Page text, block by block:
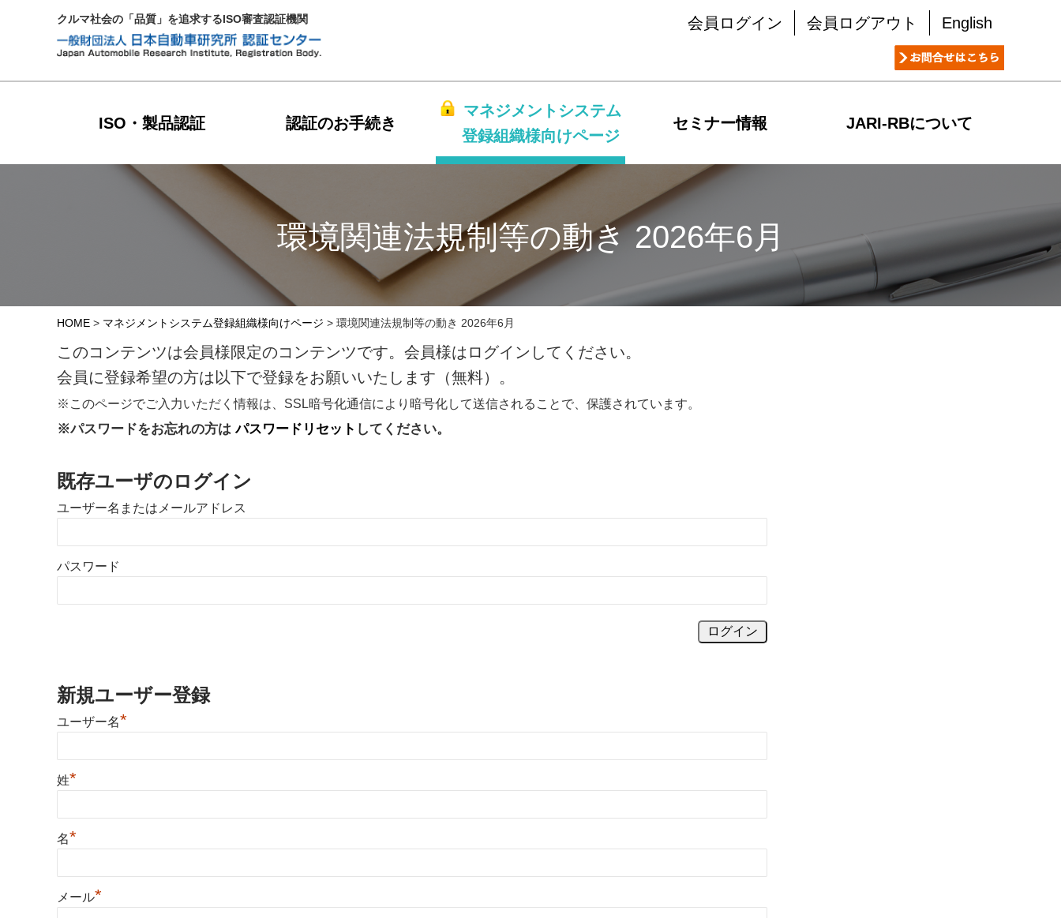
クルマ社会の「品質」を追求するISO審査認証機関 会員ログイン 会員ログアウト English
ISO・製品認証 認証のお手続き
マネジメントシステム
登録組織様向けページ
セミナー情報 JARI-RBについて
環境関連法規制等の動き 2026年6月
HOME > マネジメントシステム登録組織様向けページ > 環境関連法規制等の動き 2026年6月
このコンテンツは会員様限定のコンテンツです。会員様はログインしてください。
会員に登録希望の方は以下で登録をお願いいたします（無料）。
※このページでご入力いただく情報は、SSL暗号化通信により暗号化して送信されることで、保護されています。
※パスワードをお忘れの方はパスワードリセット してください。
既存ユーザのログイン
ユーザー名またはメールアドレス
パスワード
新規ユーザー登録
ユーザー名*
姓*
名*
メール*